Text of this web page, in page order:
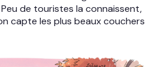
Peu de touristes la connaissent,
capte les plus beaux couchers